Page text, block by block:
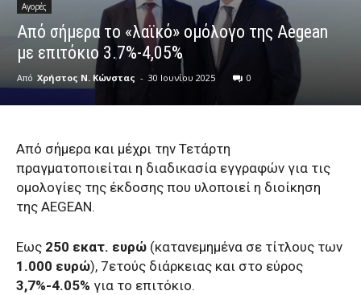
Αγορές
Aπό σήμερα το «λαϊκό» ομόλογο της Aegean
με επιτόκιο 3.7%-4,05%
Από Χρήστος Ν. Κώνστας - 30 Ιουνίου 2025 0
Από σήμερα και μέχρι την Τετάρτη
πραγματοποιείται η διαδικασία εγγραφών για τις
ομολογίες της έκδοσης που υλοποιεί η διοίκηση
της AEGEAN.
Εως 250 εκατ. ευρώ (κατανεμημένα σε τίτλους των
1.000 ευρώ), 7ετούς διάρκειας και στο εύρος
3,7%-4.05% για το επιτόκιο.